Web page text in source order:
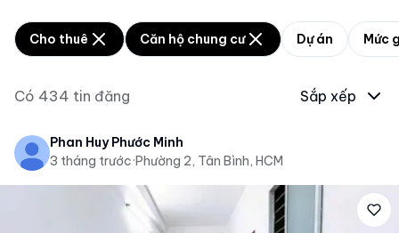
Cho thuê Căn hộ chung cư Dự án Mức
Có 434 tin đăng Sắp xếp
Phan Huy Phước Minh
3 tháng trước·Phường 2, Tân Bình, HCM